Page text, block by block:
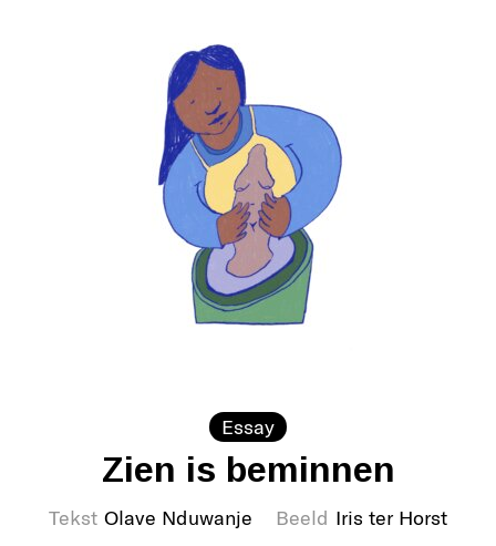
Essay
Zien is beminnen
Tekst Olave Nduwanje Beeld Iris ter Horst